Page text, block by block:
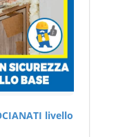
livello